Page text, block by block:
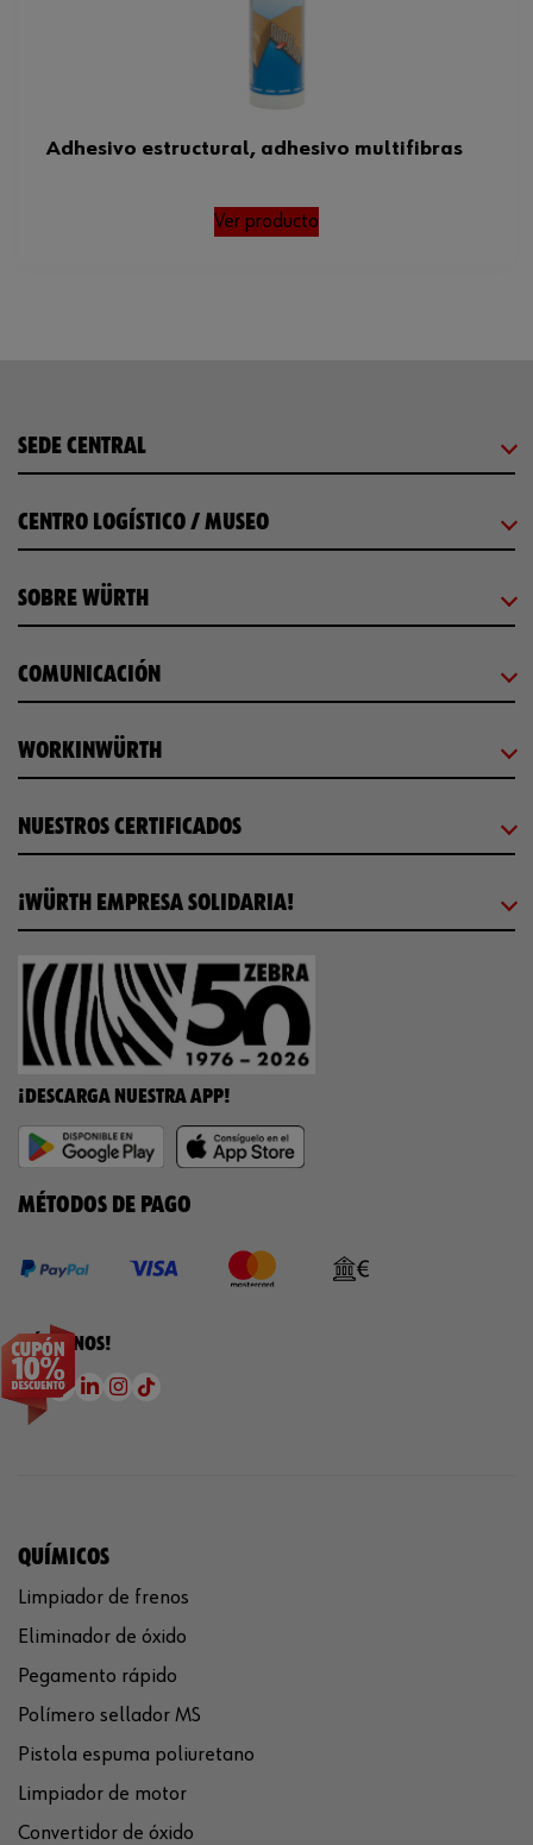
Adhesivo estructural, adhesivo multifibras
Ver producto
SEDE CENTRAL
CENTRO LOGÍSTICO / MUSEO
SOBRE WÜRTH
COMUNICACIÓN
WORKINWÜRTH
NUESTROS CERTIFICADOS
¡WÜRTH EMPRESA SOLIDARIA!
¡DESCARGA NUESTRA APP!
MÉTODOS DE PAGO
¡SÍGUENOS!
QUÍMICOS
Limpiador de frenos
Eliminador de óxido
Pegamento rápido
Polímero sellador MS
Pistola espuma poliuretano
Limpiador de motor
Convertidor de óxido